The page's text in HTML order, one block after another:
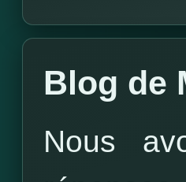
Blog de
Nous